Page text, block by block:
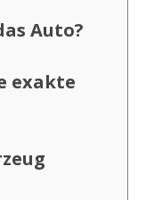
Auto?
exakte